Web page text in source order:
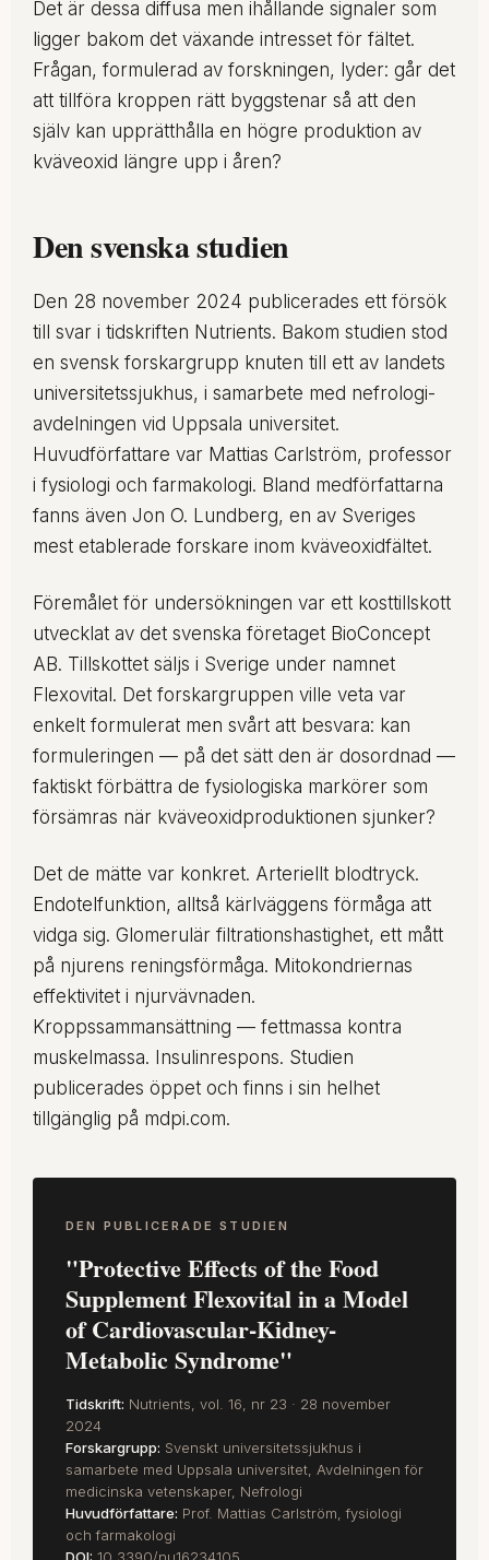
Det är dessa diffusa men ihållande signaler som
ligger bakom det växande intresset för fältet.
Frågan, formulerad av forskningen, lyder: går det
att tillföra kroppen rätt byggstenar så att den
själv kan upprätthålla en högre produktion av
kväveoxid längre upp i åren?
Den svenska studien
Den 28 november 2024 publicerades ett försök
till svar i tidskriften Nutrients. Bakom studien stod
en svensk forskargrupp knuten till ett av landets
universitetssjukhus, i samarbete med nefrologi-
avdelningen vid Uppsala universitet.
Huvudförfattare var Mattias Carlström, professor
i fysiologi och farmakologi. Bland medförfattarna
fanns även Jon O. Lundberg, en av Sveriges
mest etablerade forskare inom kväveoxidfältet.
Föremålet för undersökningen var ett kosttillskott
utvecklat av det svenska företaget BioConcept
AB. Tillskottet säljs i Sverige under namnet
Flexovital. Det forskargruppen ville veta var
enkelt formulerat men svårt att besvara: kan
formuleringen — på det sätt den är dosordnad —
faktiskt förbättra de fysiologiska markörer som
försämras när kväveoxidproduktionen sjunker?
Det de mätte var konkret. Arteriellt blodtryck.
Endotelfunktion, alltså kärlväggens förmåga att
vidga sig. Glomerulär filtrationshastighet, ett mått
på njurens reningsförmåga. Mitokondriernas
effektivitet i njurvävnaden.
Kroppssammansättning — fettmassa kontra
muskelmassa. Insulinrespons. Studien
publicerades öppet och finns i sin helhet
tillgänglig på mdpi.com.
DEN PUBLICERADE STUDIEN
"Protective Effects of the Food
Supplement Flexovital in a Model
of Cardiovascular-Kidney-
Metabolic Syndrome"
Tidskrift: Nutrients, vol. 16, nr 23 · 28 november
2024
Forskargrupp: Svenskt universitetssjukhus i
samarbete med Uppsala universitet, Avdelningen för
medicinska vetenskaper, Nefrologi
Huvudförfattare: Prof. Mattias Carlström, fysiologi
och farmakologi